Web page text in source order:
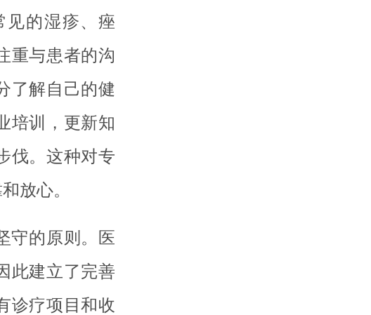
见的湿疹、痤
重与患者的沟
了解自己的健
培训，更新知
伐。这种对专
放心。
守的原则。医
此建立了完善
诊疗项目和收